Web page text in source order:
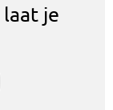
je